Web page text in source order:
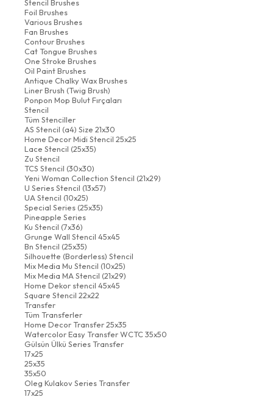
Stencil Brushes
Foil Brushes
Various Brushes
Fan Brushes
Contour Brushes
Cat Tongue Brushes
One Stroke Brushes
Oil Paint Brushes
Antique Chalky Wax Brushes
Liner Brush (Twig Brush)
Ponpon Mop Bulut Fırçaları
Stencil
Tüm Stenciller
AS Stencil (a4) Size 21x30
Home Decor Midi Stencil 25x25
Lace Stencil (25x35)
Zu Stencil
TCS Stencil (30x30)
Yeni Woman Collection Stencil (21x29)
U Series Stencil (13x57)
UA Stencil (10x25)
Special Series (25x35)
Pineapple Series
Ku Stencil (7x36)
Grunge Wall Stencil 45x45
Bn Stencil (25x35)
Silhouette (Borderless) Stencil
Mix Media Mu Stencil (10x25)
Mix Media MA Stencil (21x29)
Home Dekor stencil 45x45
Square Stencil 22x22
Transfer
Tüm Transferler
Home Decor Transfer 25x35
Watercolor Easy Transfer WCTC 35x50
Gülsün Ülkü Series Transfer
17x25
25x35
35x50
Oleg Kulakov Series Transfer
17x25